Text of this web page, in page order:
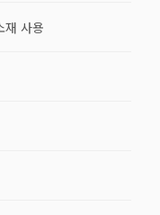
재 사용